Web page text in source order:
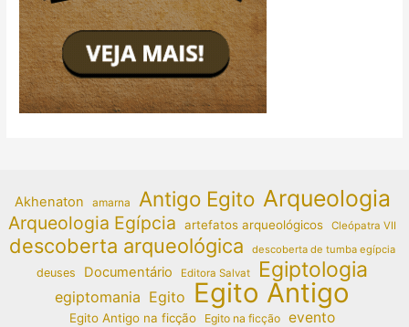
Akhenaton amarna Antigo Egito Arqueologia
Arqueologia Egípcia artefatos arqueológicos Cleópatra VII
descoberta arqueológica descoberta de tumba egípcia
deuses Documentário Editora Salvat Egiptologia
egiptomania Egito Egito Antigo
Egito Antigo na ficção Egito na ficção evento